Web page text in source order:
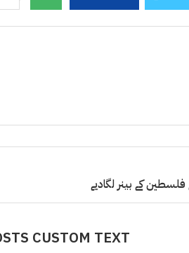
فلسطین کے بینر لگادیے
CUSTOM TEXT